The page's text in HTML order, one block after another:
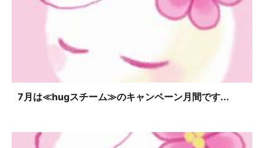
7月は≪hugスチーム≫のキャンペーン月間です...